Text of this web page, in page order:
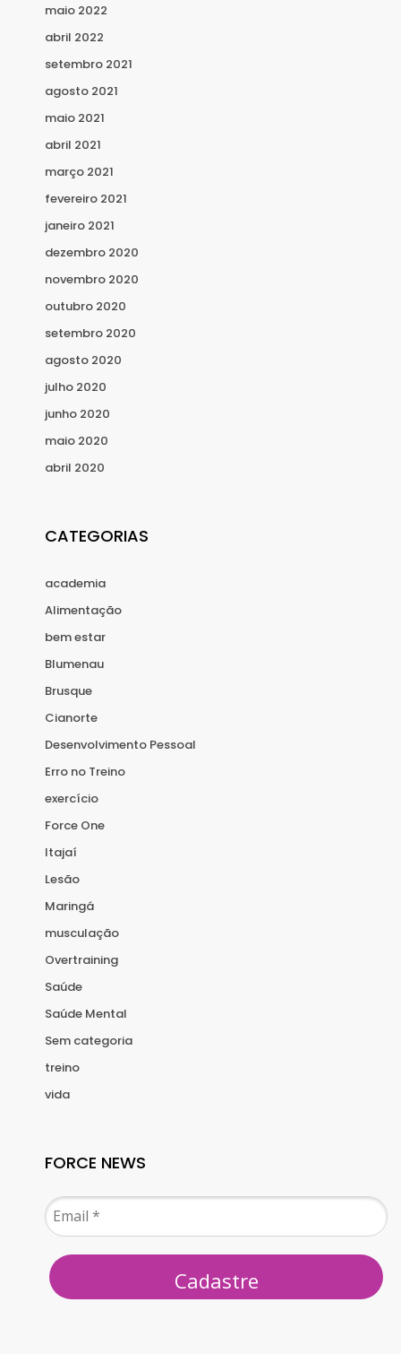
maio 2022
abril 2022
setembro 2021
agosto 2021
maio 2021
abril 2021
março 2021
fevereiro 2021
janeiro 2021
dezembro 2020
novembro 2020
outubro 2020
setembro 2020
agosto 2020
julho 2020
junho 2020
maio 2020
abril 2020
CATEGORIAS
academia
Alimentação
bem estar
Blumenau
Brusque
Cianorte
Desenvolvimento Pessoal
Erro no Treino
exercício
Force One
Itajaí
Lesão
Maringá
musculação
Overtraining
Saúde
Saúde Mental
Sem categoria
treino
vida
FORCE NEWS
Cadastre